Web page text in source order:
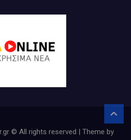
© All rights reserved | Theme by